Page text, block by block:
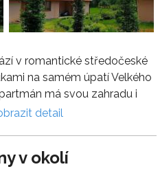
v romantické středočeské
na samém úpatí Velkého
má svou zahradu i
detail
v okolí